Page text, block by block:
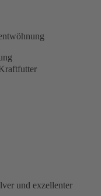
und exzellenter